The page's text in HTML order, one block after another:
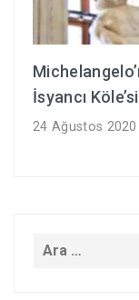
İsyancı
24 Ağustos 2020
Arama: